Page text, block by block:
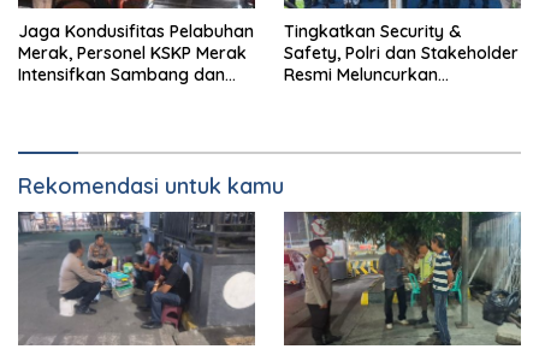
Jaga Kondusifitas Pelabuhan
Merak, Personel KSKP Merak
Intensifkan Sambang dan
Tingkatkan Security &
Safety, Polri dan Stakeholder
Resmi Meluncurkan
Rekomendasi untuk kamu